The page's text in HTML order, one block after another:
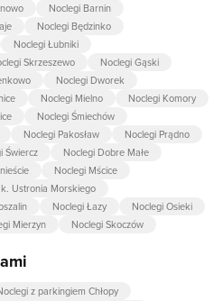
Noclegi Barnin
Noclegi Będzinko
Noclegi Łubniki
Skrzeszewo
Noclegi Gąski
Noclegi Dworek
Noclegi Mielno
Noclegi Komory
Noclegi Śmiechów
Noclegi Pakosław
Noclegi Prądno
Świercz
Noclegi Dobre Małe
Noclegi Mścice
Ustronia Morskiego
Noclegi Łazy
Noclegi Osieki
Mierzyn Noclegi Skoczów
z parkingiem Chłopy